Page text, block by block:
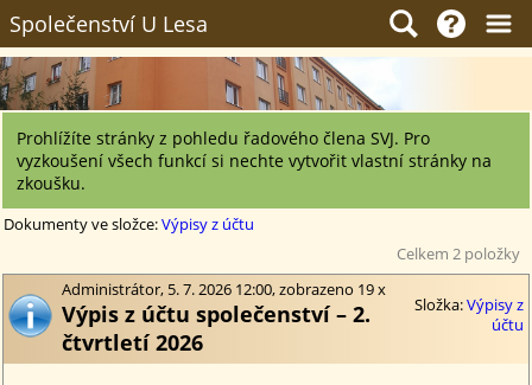
Společenství U Lesa
Prohlížíte stránky z pohledu řadového člena SVJ. Pro
vyzkoušení všech funkcí si nechte vytvořit vlastní stránky na
zkoušku.
Dokumenty ve složce:Výpisy z účtu
Celkem 2 položky
Administrátor, 5. 7. 2026 12:00, zobrazeno 19 x
Výpis z účtu společenství – 2.
čtvrtletí 2026
Složka:Výpisy z
účtu